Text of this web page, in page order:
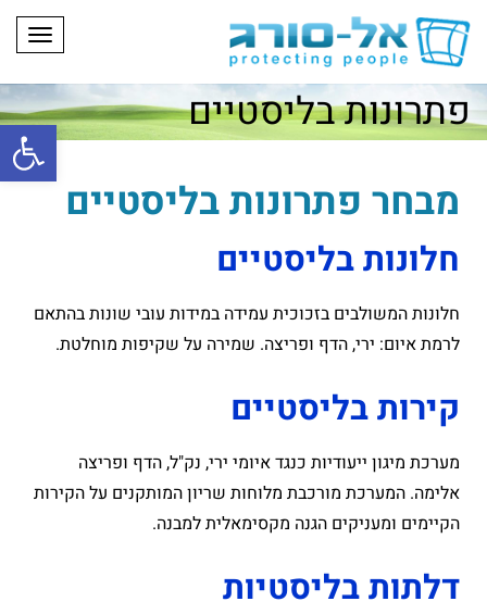
פתרונות בליסטיים
מבחר פתרונות בליסטיים
חלונות בליסטיים
חלונות המשולבים בזכוכית עמידה במידות עובי שונות בהתאם
לרמת איום: ירי, הדף ופריצה. שמירה על שקיפות מוחלטת.
קירות בליסטיים
מערכת מיגון ייעודיות כנגד איומי ירי, נק"ל, הדף ופריצה
אלימה. המערכת מורכבת מלוחות שריון המותקנים על הקירות
הקיימים ומעניקים הגנה מקסימאלית למבנה.
דלתות בליסטיות